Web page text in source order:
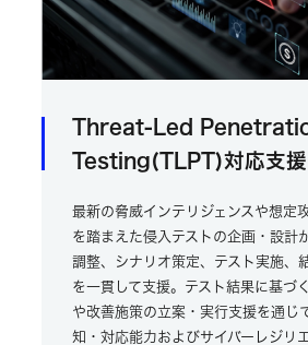
Threat-Led
Testing(TLPT)対応支援
最新の脅威インテリジェンスや想定
を踏まえた侵入テストの企画・設計
調整、シナリオ策定、テスト実施、
を一貫して支援。テスト結果に基づ
や改善施策の立案・実行支援を通じ
知・対応能力およびサイバーレジリ